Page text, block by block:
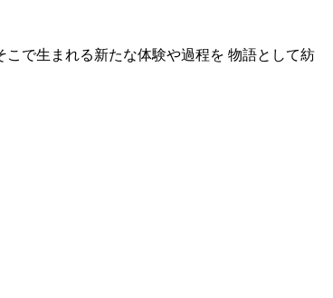
で生まれる新たな体験や過程を 物語として紡